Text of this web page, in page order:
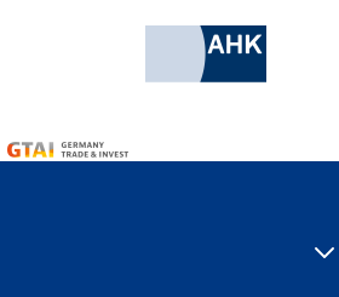
Industrie- und Handelskammer
Germany Trade & Invest